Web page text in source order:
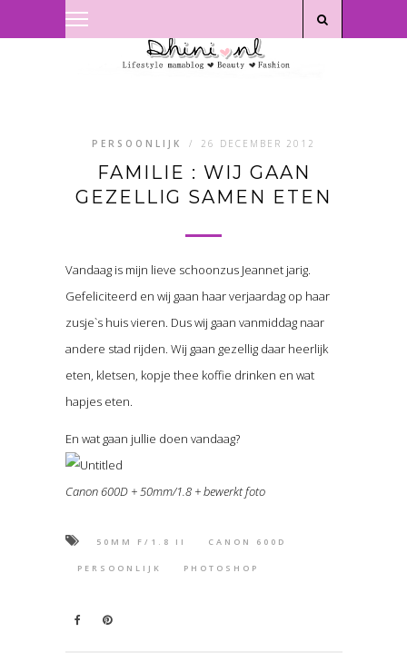
PERSOONLIJK / 26 DECEMBER 2012
FAMILIE : WIJ GAAN
GEZELLIG SAMEN ETEN
Vandaag is mijn lieve schoonzus Jeannet jarig.
Gefeliciteerd en wij gaan haar verjaardag op haar
zusje`s huis vieren. Dus wij gaan vanmiddag naar
andere stad rijden. Wij gaan gezellig daar heerlijk
eten, kletsen, kopje thee koffie drinken en wat
hapjes eten.
En wat gaan jullie doen vandaag?
Canon 600D + 50mm/1.8 + bewerkt foto
50MM F/1.8 II CANON 600D
PERSOONLIJK PHOTOSHOP